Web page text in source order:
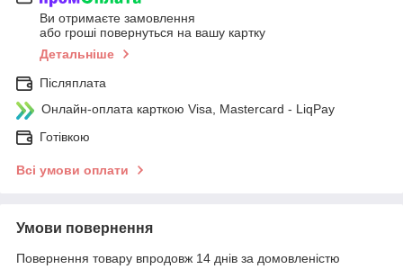
Ви отримаєте замовлення
або гроші повернуться на вашу картку
Детальніше
Післяплата
Онлайн-оплата карткою Visa, Mastercard - LiqPay
Готівкою
Всі умови оплати
Умови повернення
Повернення товару впродовж 14 днів за домовленістю